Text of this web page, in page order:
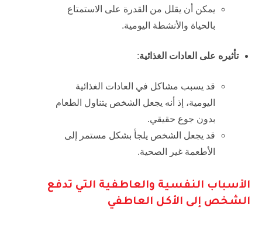
يمكن أن يقلل من القدرة على الاستمتاع
بالحياة والأنشطة اليومية.
تأثيره على العادات الغذائية:
قد يسبب مشاكل في العادات الغذائية
اليومية، إذ أنه يجعل الشخص يتناول الطعام
بدون جوع حقيقي.
قد يجعل الشخص يلجأ بشكل مستمر إلى
الأطعمة غير الصحية.
الأسباب النفسية والعاطفية التي تدفع
الشخص إلى الأكل العاطفي